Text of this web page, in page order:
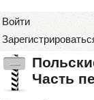
Войти
—
Часть